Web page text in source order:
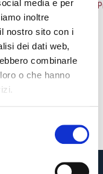
media e per
inoltre
nostro sito con i
dei dati web,
combinarle
o che hanno
«We are one»